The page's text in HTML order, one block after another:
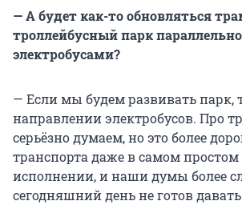
— А будет как-то обновляться
троллейбусный парк
электробусами?
— Если мы будем развивать парк,
направлении электробусов. Про
серьёзно думаем, но это более
транспорта даже в самом простом
исполнении, и наши думы более
сегодняшний день не готов